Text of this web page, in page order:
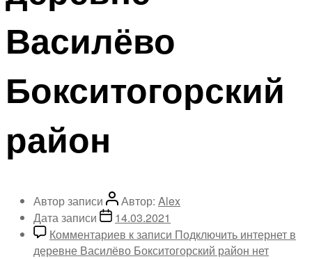
Василёво
Бокситогорский
район
Автор записи Автор: Alex
Дата записи
14.03.2021
Комментариев к записи Подключить интернет в
деревне Василёво Бокситогорский район нет